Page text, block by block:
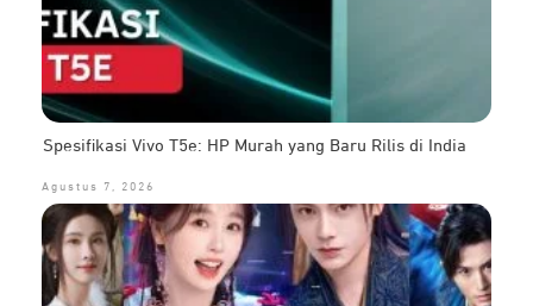
Spesifikasi Vivo T5e: HP Murah yang Baru Rilis di India
Agustus 7, 2026